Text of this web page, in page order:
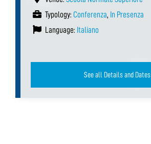
Typology: Conferenza, In Presenza
Language: Italiano
See all Details and Dates